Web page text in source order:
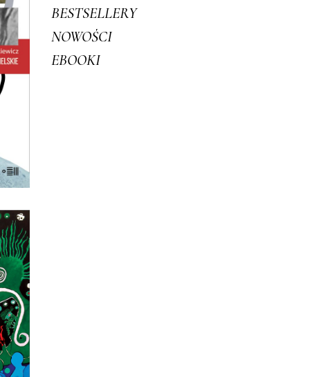
BESTSELLERY
NOWOŚCI
EBOOKI